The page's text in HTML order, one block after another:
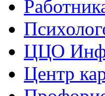
ЦЦО
Центр